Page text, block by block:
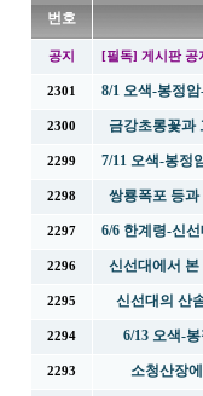
번호
공지 [필독] 게시판 공
2301 8/1 오색-봉정
2300 금강초롱꽃과
2299 7/11 오색-봉정
2298 쌍룡폭포 등과
2297 6/6 한계령-신
2296 신선대에서 본
2295 신선대의 산
2294 6/13 오색-
2293 소청산장